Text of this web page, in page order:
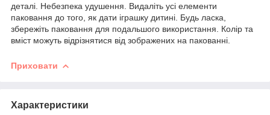
деталі. Небезпека удушення. Видаліть усі елементи
паковання до того, як дати іграшку дитині. Будь ласка,
збережіть паковання для подальшого використання. Колір та
вміст можуть відрізнятися від зображених на пакованні.
Приховати
Характеристики